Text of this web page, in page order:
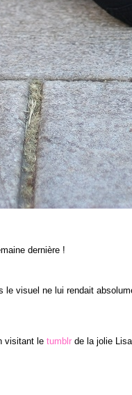
dernière !
le visuel ne lui rendait
visitant le tumblr de la jolie